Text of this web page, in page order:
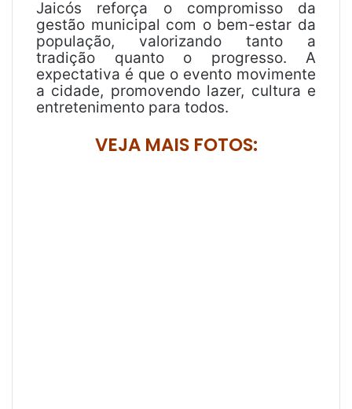
Jaicós reforça o compromisso da
gestão municipal com o bem-estar da
população, valorizando tanto a
tradição quanto o progresso. A
expectativa é que o evento movimente
a cidade, promovendo lazer, cultura e
entretenimento para todos.
VEJA MAIS FOTOS: